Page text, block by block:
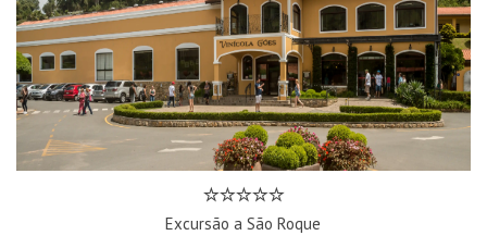
Excursão a São Roque